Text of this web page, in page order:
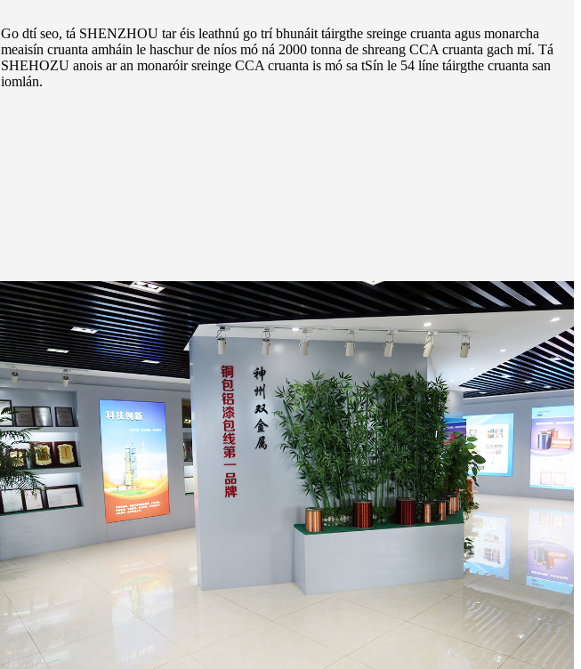
Go dtí seo, tá SHENZHOU tar éis leathnú go trí bhunáit táirgthe sreinge cruanta agus monarcha
meaisín cruanta amháin le haschur de níos mó ná 2000 tonna de shreang CCA cruanta gach mí. Tá
SHEHOZU anois ar an monaróir sreinge CCA cruanta is mó sa tSín le 54 líne táirgthe cruanta san
iomlán.